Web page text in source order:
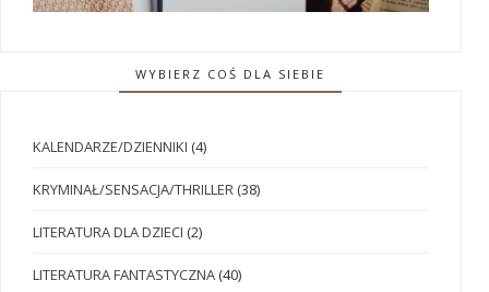
WYBIERZ COŚ DLA SIEBIE
KALENDARZE/DZIENNIKI (4)
KRYMINAŁ/SENSACJA/THRILLER (38)
LITERATURA DLA DZIECI (2)
LITERATURA FANTASTYCZNA (40)